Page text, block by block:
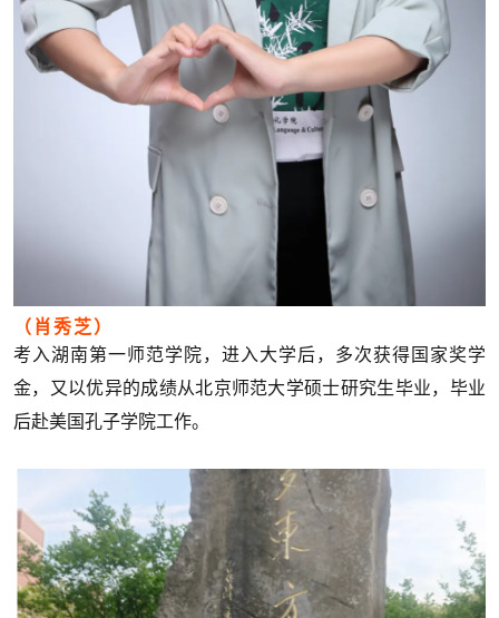
（肖秀芝）
考入湖南第一师范学院，进入大学后，多次获得国家奖学
金，又以优异的成绩从北京师范大学硕士研究生毕业，毕业
后赴美国孔子学院工作。